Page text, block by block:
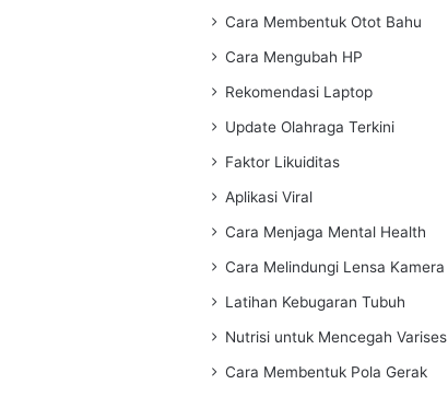
Cara Membentuk Otot Bahu
Cara Mengubah HP
Rekomendasi Laptop
Update Olahraga Terkini
Faktor Likuiditas
Aplikasi Viral
Cara Menjaga Mental Health
Cara Melindungi Lensa Kamera
Latihan Kebugaran Tubuh
Nutrisi untuk Mencegah Varises
Cara Membentuk Pola Gerak